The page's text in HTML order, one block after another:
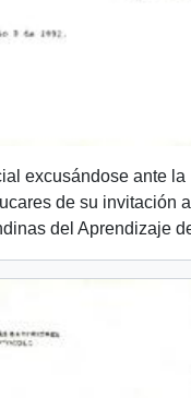
excusándose ante la
de su invitación
del Aprendizaje